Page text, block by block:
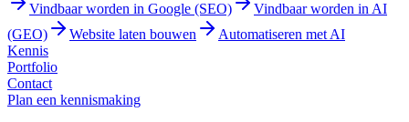
Vindbaar worden in Google (SEO)
Vindbaar worden in AI
(GEO)
Website laten bouwen
Automatiseren met AI
Kennis
Portfolio
Contact
Plan een kennismaking